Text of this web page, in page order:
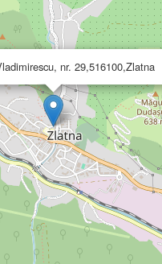
nr. 29,516100,Zlatna